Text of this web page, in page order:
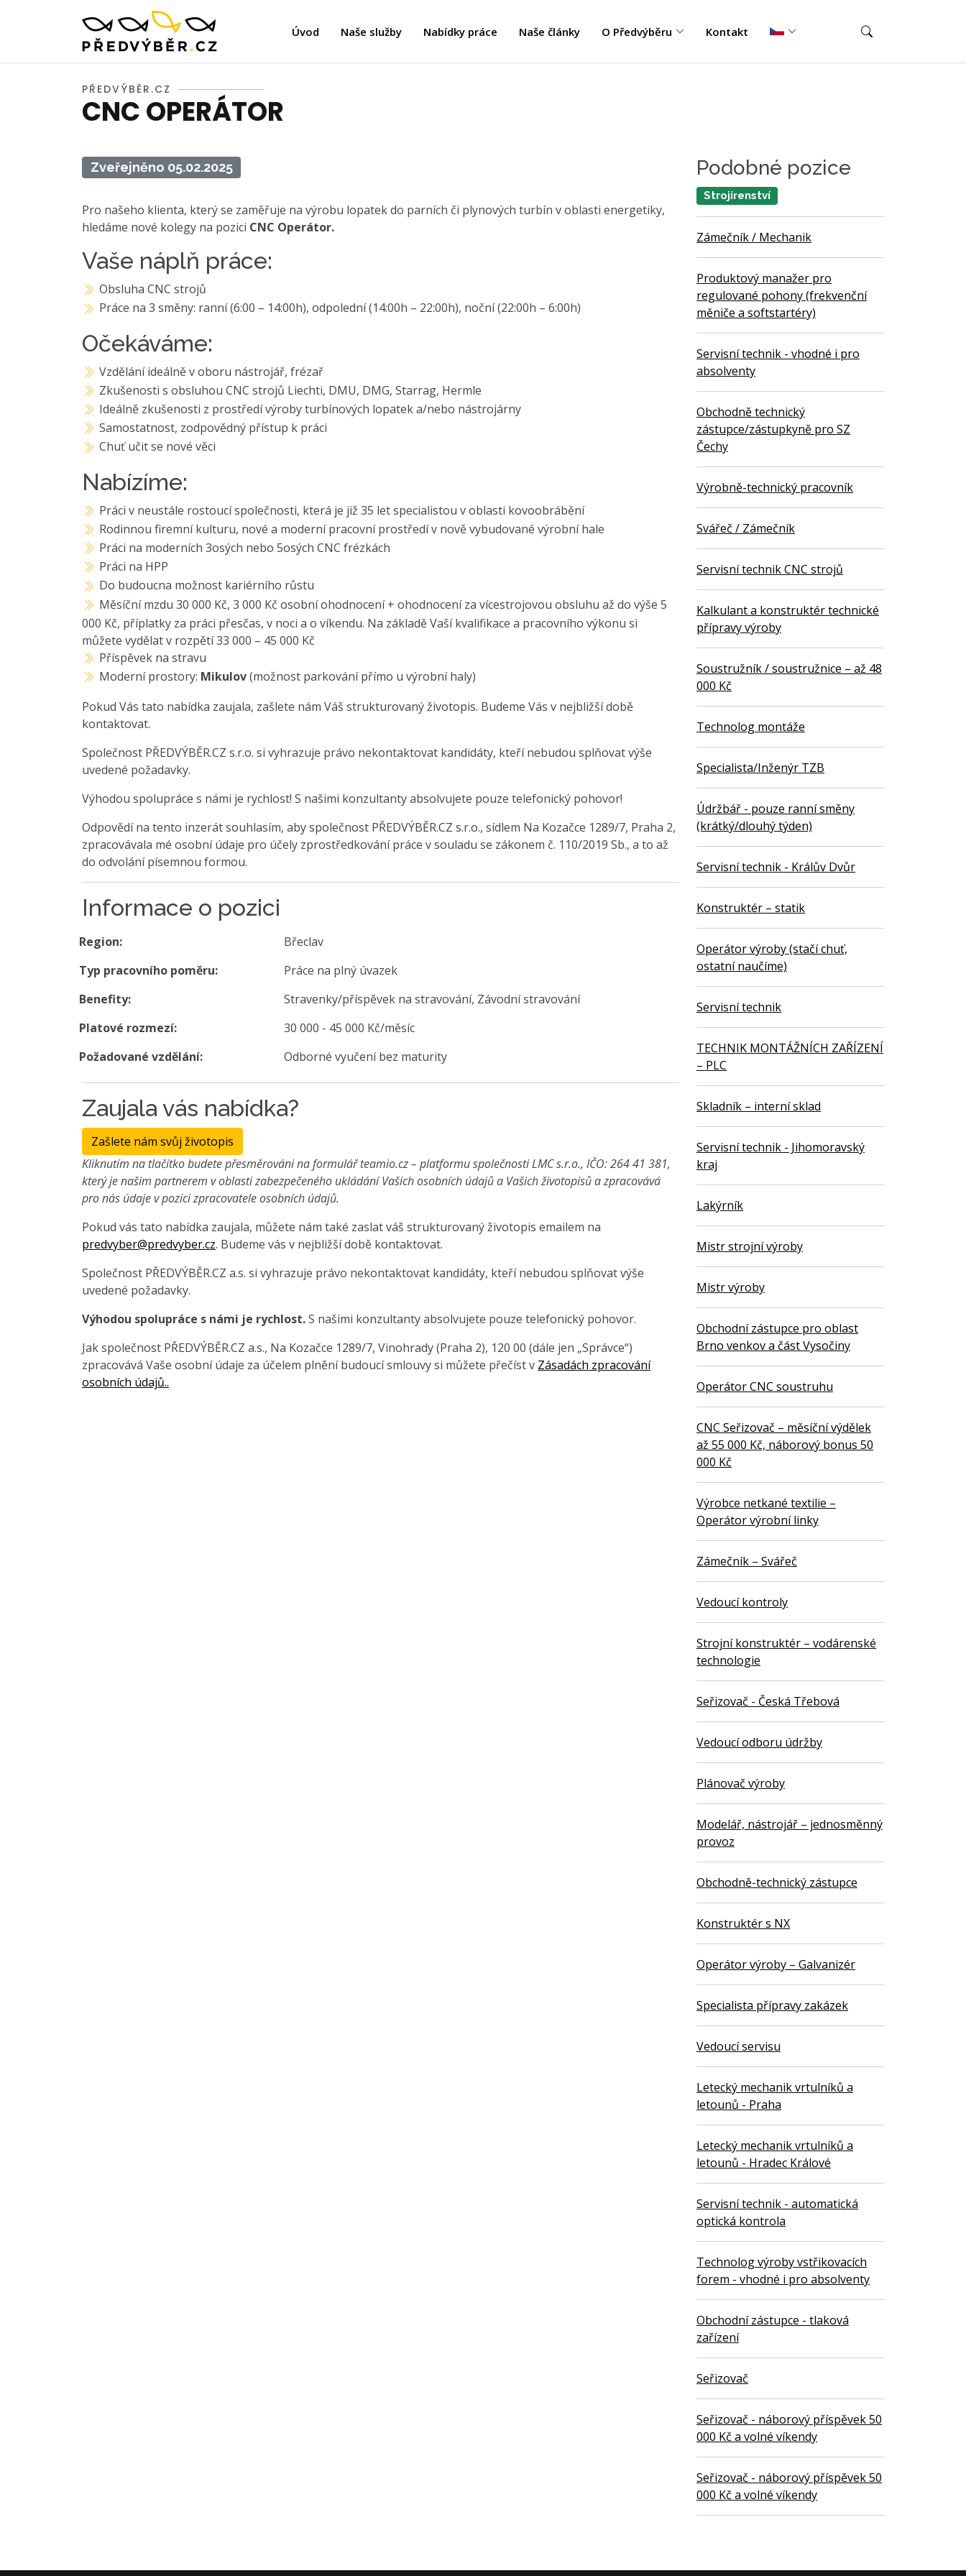
Úvod Naše služby Nabídky práce Naše články O Předvýběru Kontakt
PŘEDVÝBĚR.CZ
CNC OPERÁTOR
Zveřejněno 05.02.2025
Pro našeho klienta, který se zaměřuje na výrobu lopatek do parních či plynových turbín v oblasti energetiky,
hledáme nové kolegy na pozici CNC Operátor.
Vaše náplň práce:
Obsluha CNC strojů
Práce na 3 směny: ranní (6:00 – 14:00h), odpolední (14:00h – 22:00h), noční (22:00h – 6:00h)
Očekáváme:
Vzdělání ideálně v oboru nástrojář, frézař
Zkušenosti s obsluhou CNC strojů Liechti, DMU, DMG, Starrag, Hermle
Ideálně zkušenosti z prostředí výroby turbínových lopatek a/nebo nástrojárny
Samostatnost, zodpovědný přístup k práci
Chuť učit se nové věci
Nabízíme:
Práci v neustále rostoucí společnosti, která je již 35 let specialistou v oblasti kovoobrábění
Rodinnou firemní kulturu, nové a moderní pracovní prostředí v nově vybudované výrobní hale
Práci na moderních 3osých nebo 5osých CNC frézkách
Práci na HPP
Do budoucna možnost kariérního růstu
Měsíční mzdu 30 000 Kč, 3 000 Kč osobní ohodnocení + ohodnocení za vícestrojovou obsluhu až do výše 5
000 Kč, příplatky za práci přesčas, v noci a o víkendu. Na základě Vaší kvalifikace a pracovního výkonu si
můžete vydělat v rozpětí 33 000 – 45 000 Kč
Příspěvek na stravu
Moderní prostory: Mikulov(možnost parkování přímo u výrobní haly)
Pokud Vás tato nabídka zaujala, zašlete nám Váš strukturovaný životopis. Budeme Vás v nejbližší době
kontaktovat.
Společnost PŘEDVÝBĚR.CZ s.r.o. si vyhrazuje právo nekontaktovat kandidáty, kteří nebudou splňovat výše
uvedené požadavky.
Výhodou spolupráce s námi je rychlost! S našimi konzultanty absolvujete pouze telefonický pohovor!
Odpovědí na tento inzerát souhlasím, aby společnost PŘEDVÝBĚR.CZ s.r.o., sídlem Na Kozačce 1289/7, Praha 2,
zpracovávala mé osobní údaje pro účely zprostředkování práce v souladu se zákonem č. 110/2019 Sb., a to až
do odvolání písemnou formou.
Informace o pozici
Region:
Břeclav
Typ pracovního poměru:
Práce na plný úvazek
Benefity:
Stravenky/příspěvek na stravování, Závodní stravování
Platové rozmezí:
30 000 - 45 000 Kč/měsíc
Požadované vzdělání:
Odborné vyučení bez maturity
Zaujala vás nabídka?
Zašlete nám svůj životopis
Kliknutím na tlačítko budete přesměrováni na formulář teamio.cz – platformu společnosti LMC s.r.o., IČO: 264 41 381,
který je našim partnerem v oblasti zabezpečeného ukládání Vašich osobních údajů a Vašich životopisů a zpracovává
pro nás údaje v pozici zpracovatele osobních údajů.
Pokud vás tato nabídka zaujala, můžete nám také zaslat váš strukturovaný životopis emailem na
predvyber@predvyber.cz. Budeme vás v nejbližší době kontaktovat.
Společnost PŘEDVÝBĚR.CZ a.s. si vyhrazuje právo nekontaktovat kandidáty, kteří nebudou splňovat výše
uvedené požadavky.
Výhodou spolupráce s námi je rychlost.S našimi konzultanty absolvujete pouze telefonický pohovor.
Jak společnost PŘEDVÝBĚR.CZ a.s., Na Kozačce 1289/7, Vinohrady (Praha 2), 120 00 (dále jen „Správce“)
zpracovává Vaše osobní údaje za účelem plnění budoucí smlouvy si můžete přečíst v Zásadách zpracování
osobních údajů..
Podobné pozice
Strojírenství
Zámečník / Mechanik
Produktový manažer pro
regulované pohony (frekvenční
měniče a softstartéry)
Servisní technik - vhodné i pro
absolventy
Obchodně technický
zástupce/zástupkyně pro SZ
Čechy
Výrobně-technický pracovník
Svářeč / Zámečník
Servisní technik CNC strojů
Kalkulant a konstruktér technické
přípravy výroby
Soustružník / soustružnice – až 48
000 Kč
Technolog montáže
Specialista/Inženýr TZB
Údržbář - pouze ranní směny
(krátký/dlouhý týden)
Servisní technik - Králův Dvůr
Konstruktér – statik
Operátor výroby (stačí chuť,
ostatní naučíme)
Servisní technik
TECHNIK MONTÁŽNÍCH ZAŘÍZENÍ
– PLC
Skladník – interní sklad
Servisní technik - Jihomoravský
kraj
Lakýrník
Mistr strojní výroby
Mistr výroby
Obchodní zástupce pro oblast
Brno venkov a část Vysočiny
Operátor CNC soustruhu
CNC Seřizovač – měsíční výdělek
až 55 000 Kč, náborový bonus 50
000 Kč
Výrobce netkané textilie –
Operátor výrobní linky
Zámečník – Svářeč
Vedoucí kontroly
Strojní konstruktér – vodárenské
technologie
Seřizovač - Česká Třebová
Vedoucí odboru údržby
Plánovač výroby
Modelář, nástrojář – jednosměnný
provoz
Obchodně-technický zástupce
Konstruktér s NX
Operátor výroby – Galvanizér
Specialista přípravy zakázek
Vedoucí servisu
Letecký mechanik vrtulníků a
letounů - Praha
Letecký mechanik vrtulníků a
letounů - Hradec Králové
Servisní technik - automatická
optická kontrola
Technolog výroby vstřikovacích
forem - vhodné i pro absolventy
Obchodní zástupce - tlaková
zařízení
Seřizovač
Seřizovač - náborový příspěvek 50
000 Kč a volné víkendy
Seřizovač - náborový příspěvek 50
000 Kč a volné víkendy